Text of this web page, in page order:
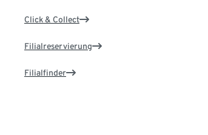
Click & Collect
Filialreservierung
Filialfinder